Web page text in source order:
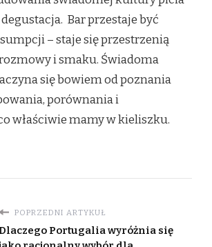
Bar przestaje być
– staje się przestrzenią
i smaku. Świadoma
się bowiem od poznania
porównania i
właściwie mamy w kieliszku.
POPRZEDNI ARTYKUŁ
Dlaczego Portugalia wyróżnia się